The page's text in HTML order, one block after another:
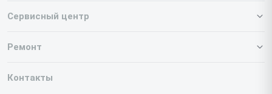
Сервисный центр
О нашем сервисе
Ремонт
Iphone
Контакты